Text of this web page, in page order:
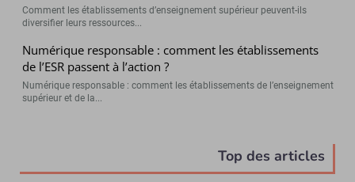
Comment les établissements d’enseignement supérieur peuvent-ils
diversifier leurs ressources...
Numérique responsable : comment les établissements
de l’ESR passent à l’action ?
Numérique responsable : comment les établissements de l’enseignement
supérieur et de la...
Top des articles